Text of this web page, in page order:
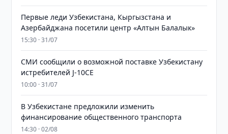
Первые леди Узбекистана, Кыргызстана и
Азербайджана посетили центр «Алтын Балалык»
15:30 · 31/07
СМИ сообщили о возможной поставке Узбекистану
истребителей J-10CE
10:00 · 31/07
В Узбекистане предложили изменить
финансирование общественного транспорта
14:30 · 02/08